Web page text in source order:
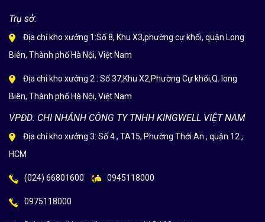
Trụ sở:
Địa chỉ kho xưởng 1:Số 8, Khu X3,phường cự khối, quận Long
Biên, Thành phố Hà Nội, Việt Nam
Địa chỉ kho xưởng 2 : Số 37,Khu X2,Phường Cự khối,Q. long
Biên, Thành phố Hà Nội, Việt Nam
VPĐD: CHI NHÁNH CÔNG TY TNHH KINGWELL VIỆT NAM
Địa chỉ kho xưởng 3: Số 4 , TA15, Phường Thới An , quận 12 ,
HCM
(024) 66801600 0945118000
0975118000